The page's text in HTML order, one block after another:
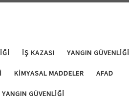
İŞ KAZASI YANGIN GÜVENLIĞI
KIMYASAL MADDELER AFAD
YANGIN GÜVENLIĞI